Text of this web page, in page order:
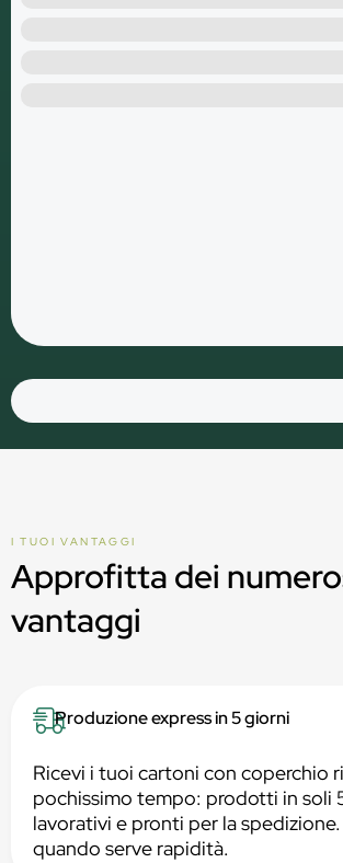
I TUOI VANTAGGI
Approfitta dei
vantaggi
Produzione express in 5 giorni
Ricevi i tuoi cartoni con coperchio
pochissimo tempo: prodotti in soli
lavorativi e pronti per la
quando serve rapidità.